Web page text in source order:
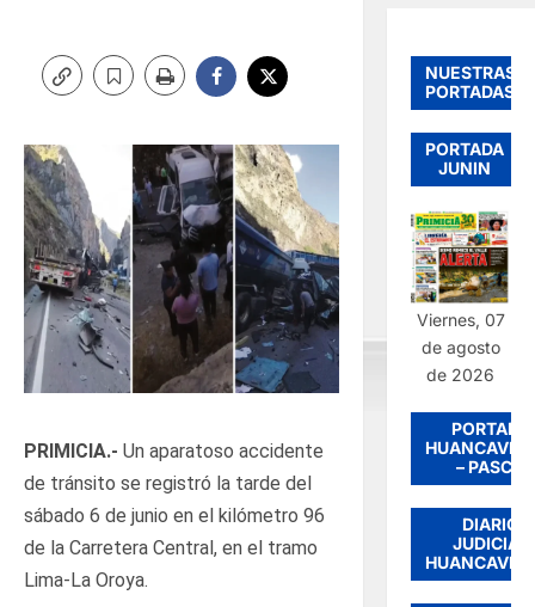
PRIMICIA.- Un aparatoso accidente
de tránsito se registró la tarde del
sábado 6 de junio en el kilómetro 96
de la Carretera Central, en el tramo
Lima-La Oroya.
NUESTRAS
PORTADAS
PORTADA
JUNIN
Viernes, 07
de agosto
de 2026
PORTADA
– PASCO
DIARIO
JUDICIAL